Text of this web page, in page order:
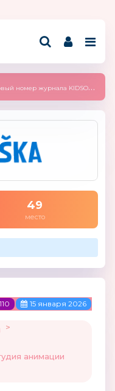
журнала KIDSOBOZ 2025 (сентябрь)
49
место
110 15 января 2026
>
анимации